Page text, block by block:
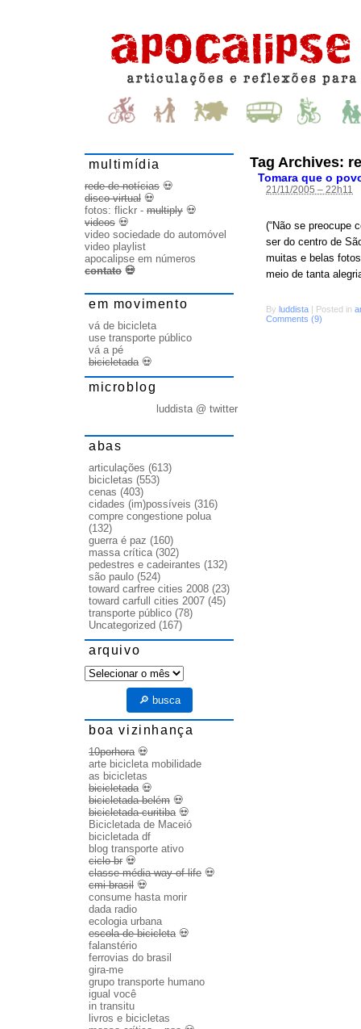
Tag Archives:
Tomara que o
21/11/2005 – 22h11
(“Não se preocupe
ser do centro de
muitas e belas
meio de tanta
By luddista | Posted in
Comments (9)
multimídia
rede de notícias 💀
disco virtual 💀
fotos: flickr - multiply 💀
videos 💀
video sociedade do automóvel
video playlist
apocalipse em números
contato 💀
em movimento
vá de bicicleta
use transporte público
vá a pé
bicicletada💀
microblog
luddista @ twitter
abas
articulações (613)
bicicletas (553)
cenas (403)
cidades (im)possíveis (316)
compre congestione polua
(132)
guerra é paz (160)
massa crítica(302)
pedestres e cadeirantes (132)
são paulo (524)
toward carfree cities 2008 (23)
toward carfull cities 2007 (45)
transporte público (78)
Uncategorized (167)
arquivo
arquivo
🔎 busca
boa vizinhança
10porhora💀
arte bicicleta mobilidade
as bicicletas
bicicletada💀
bicicletada belém 💀
bicicletada curitiba💀
Bicicletada de Maceió
bicicletada df
blog transporte ativo
ciclo br 💀
classe média way of life 💀
cmi brasil 💀
consume hasta morir
dada radio
ecologia urbana
escola de bicicleta💀
falanstério
ferrovias do brasil
gira-me
grupo transporte humano
igual você
in transitu
livros e bicicletas